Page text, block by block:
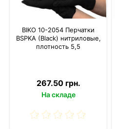
BIKO 10-2054 Перчатки
BSPKA (Black) нитриловые,
плотность 5,5
267.50 грн.
На складе